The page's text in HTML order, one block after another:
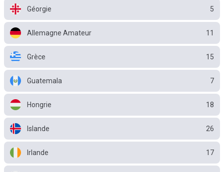
Géorgie 5
Allemagne Amateur 11
Grèce 15
Guatemala 7
Hongrie 18
Islande 26
Irlande 17